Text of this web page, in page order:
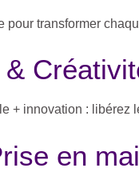
pour transformer
+ innovation : libérez
en